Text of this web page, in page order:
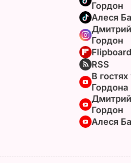
Гордон
Алеся
Дмитрий
Гордон
Flipboard
RSS
В гостях
Гордона
Дмитрий
Гордон
Алеся